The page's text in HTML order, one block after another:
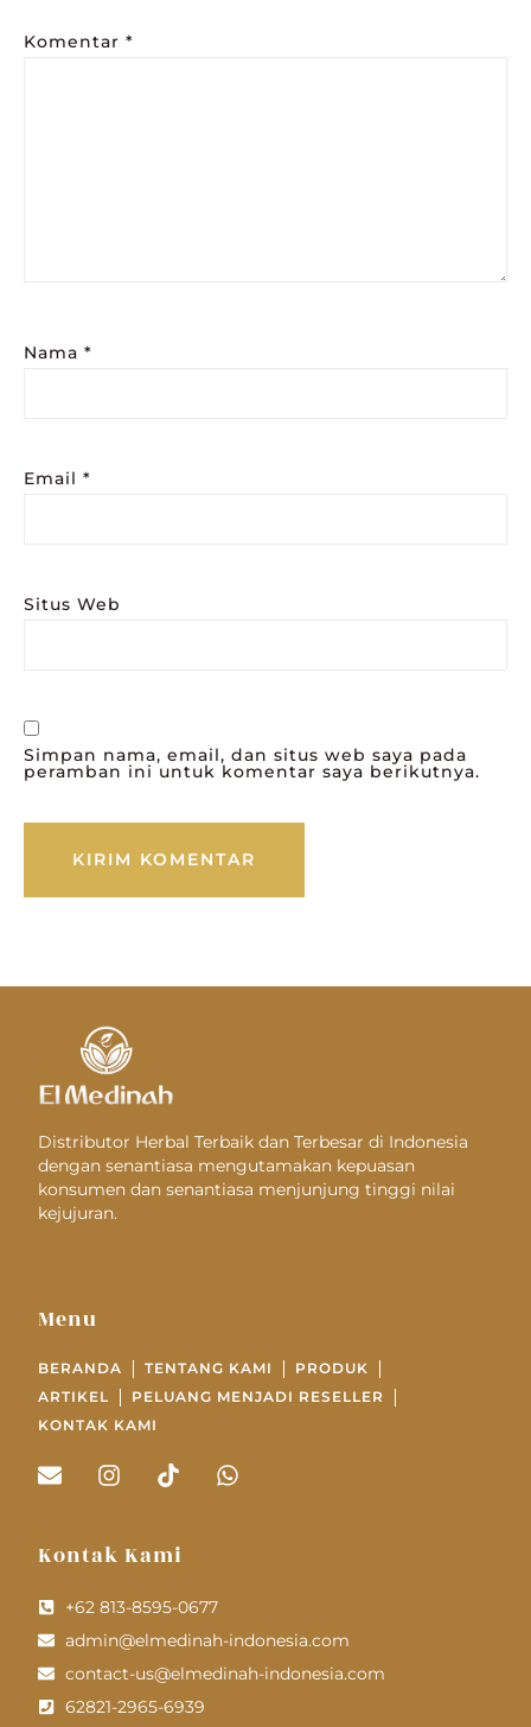
Komentar *
Nama *
Email *
Situs Web
Simpan nama, email, dan situs web saya pada
peramban ini untuk komentar saya berikutnya.
Distributor Herbal Terbaik dan Terbesar di Indonesia
dengan senantiasa mengutamakan kepuasan
konsumen dan senantiasa menjunjung tinggi nilai
kejujuran.
Menu
BERANDA TENTANG KAMI
PRODUK
ARTIKEL
PELUANG MENJADI RESELLER
KONTAK KAMI
Kontak Kami
+62 813-8595-0677
admin@elmedinah-indonesia.com
contact-us@elmedinah-indonesia.com
62821-2965-6939